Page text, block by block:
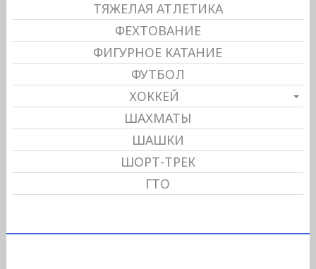
ТЯЖЕЛАЯ АТЛЕТИКА
ФЕХТОВАНИЕ
ФИГУРНОЕ КАТАНИЕ
ФУТБОЛ
ХОККЕЙ
ШАХМАТЫ
ШАШКИ
ШОРТ-ТРЕК
ГТО